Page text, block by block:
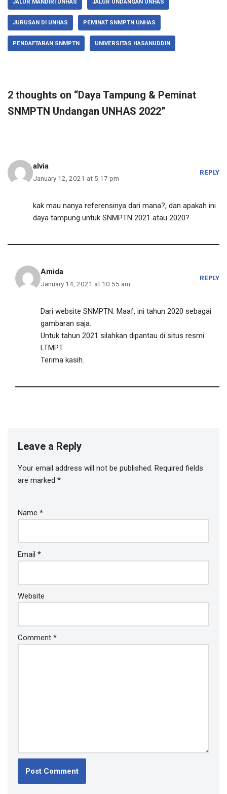
JALUR MANDIRI UNHAS JALUR UNDANGAN UNHAS
JURUSAN DI UNHAS PEMINAT SNMPTN UNHAS
PENDAFTARAN SNMPTN UNIVERSITAS HASANUDDIN
2 thoughts on “Daya Tampung & Peminat
SNMPTN Undangan UNHAS 2022”
alvia
January 12, 2021 at 5:17 pm
REPLY
kak mau nanya referensinya dari mana?, dan apakah ini
daya tampung untuk SNMPTN 2021 atau 2020?
Amida
January 14, 2021 at 10:55 am
REPLY
Dari website SNMPTN. Maaf, ini tahun 2020 sebagai
gambaran saja.
Untuk tahun 2021 silahkan dipantau di situs resmi
LTMPT.
Terima kasih.
Leave a Reply
Your email address will not be published. Required fields
are marked *
Name *
Email *
Website
Comment *